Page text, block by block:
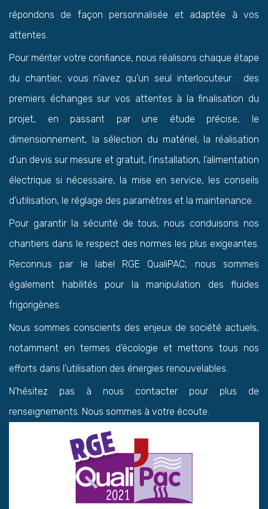
répondons de façon personnalisée et adaptée à vos
attentes.
Pour mériter votre confiance, nous réalisons chaque étape
du chantier, vous n’avez qu’un seul interlocuteur : des
premiers échanges sur vos attentes à la finalisation du
projet, en passant par une étude précise, le
dimensionnement, la sélection du matériel, la réalisation
d’un devis sur mesure et gratuit, l’installation, l’alimentation
électrique si nécessaire, la mise en service, les conseils
d’utilisation, le réglage des paramètres et la maintenance.
Pour garantir la sécurité de tous, nous conduisons nos
chantiers dans le respect des normes les plus exigeantes.
Reconnus par le label RGE QualiPAC, nous sommes
également habilités pour la manipulation des fluides
frigorigènes.
Nous sommes conscients des enjeux de société actuels,
notamment en termes d’écologie et mettons tous nos
efforts dans l’utilisation des énergies renouvelables.
N’hésitez pas à nous contacter pour plus de
renseignements. Nous sommes à votre écoute.